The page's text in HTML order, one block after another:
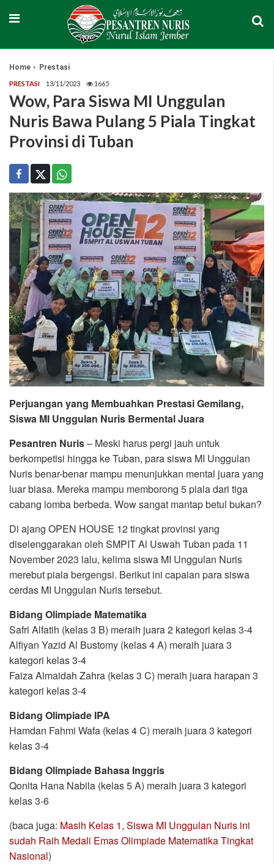
Home Prestasi
PRESTASI 13/11/2023 1665
Wow, Para Siswa MI Unggulan
Nuris Bawa Pulang 5 Piala Tingkat
Provinsi di Tuban
Perjuangan yang Membuahkan Prestasi Gemilang,
Siswa MI Unggulan Nuris Bermental Juara
Pesantren Nuris– Meski harus pergi jauh untuk
berkompetisi hingga ke Tuban, para siswa MI Unggulan
Nuris benar-benar mampu menunjukkan mental juara yang
luar biasa. Mereka mampu memborong 5 piala dari tiga
cabang lomba berbeda. Wow sangat mantap betul bukan?
Di ajang OPEN HOUSE 12 tingkat provinsi yang
diselenggarakan oleh SMPIT Al Uswah Tuban pada 11
November 2023 lalu, kelima siswa MI Unggulan Nuris
merebut piala bergengsi. Berikut ini capaian para siswa
cerdas MI Unggulan Nuris tersebut.
Bidang Olimpiade Matematika
Safri Alfatih (kelas 3 B) meraih juara 2 kategori kelas 3-4
Alfiyan Yazid Al Bustomy (kelas 4 A) meraih juara 3
kategori kelas 3-4
Faiza Almaidah Zahra (kelas 3 C) meraih juara harapan 3
kategori kelas 3-4
Bidang Olimpiade IPA
Hamdan Fahmi Wafa (kelas 4 C) meraih juara 3 kategori
kelas 3-4
Bidang Olimpiade Bahasa Inggris
Qonita Hana Nabila (kelas 5 A) meraih juara 3 kategori
kelas 3-6
(baca juga: Masih Kelas 1, Siswa MI Unggulan Nuris ini
sudah Raih Medali Emas Olimpiade Matematika Tingkat
Nasional)